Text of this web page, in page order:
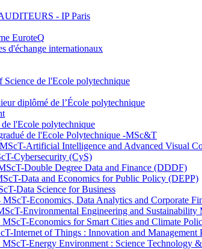
- IP Paris
EuroteQ
d'échange internationaux
de l'Ecole polytechnique
diplômé de l’École polytechnique
l'Ecole polytechnique
de l'Ecole Polytechnique -MSc&T
Artificial Intelligence and Advanced Visual
Cybersecurity (CyS)
Double Degree Data and Finance (DDDF)
Data and Economics for Public Policy (DEPP)
Data Science for Business
Economics, Data Analytics and Corporate
Environmental Engineering and Sustainability
Economics for Smart Cities and Climate
Internet of Things : Innovation and Management
Energy Environment : Science Technology